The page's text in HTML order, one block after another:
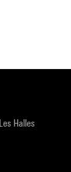
Halles